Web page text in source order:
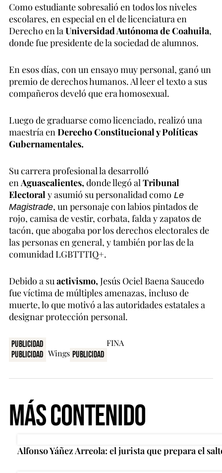
Como estudiante sobresalió en todos los niveles
escolares, en especial en el de licenciatura en
Derecho en la Universidad Autónoma de Coahuila,
donde fue presidente de la sociedad de alumnos.
En esos días, con un ensayo muy personal, ganó un
premio de derechos humanos. Al leer el texto a sus
compañeros develó que era homosexual.
Luego de graduarse como licenciado, realizó una
maestría en Derecho Constitucional y Políticas
Gubernamentales.
Su carrera profesional la desarrolló
en Aguascalientes, donde llegó al Tribunal
Electoral y asumió su personalidad como Le
Magistrade, un personaje con labios pintados de
rojo, camisa de vestir, corbata, falda y zapatos de
tacón, que abogaba por los derechos electorales de
las personas en general, y también por las de la
comunidad LGBTTTIQ+.
Debido a su activismo, Jesús Ociel Baena Saucedo
fue víctima de múltiples amenazas, incluso de
muerte, lo que motivó a las autoridades estatales a
designar protección personal.
Publicidad
Publicidad
Publicidad
Más Contenido
Alfonso Yáñez Arreola: el jurista que prepara el